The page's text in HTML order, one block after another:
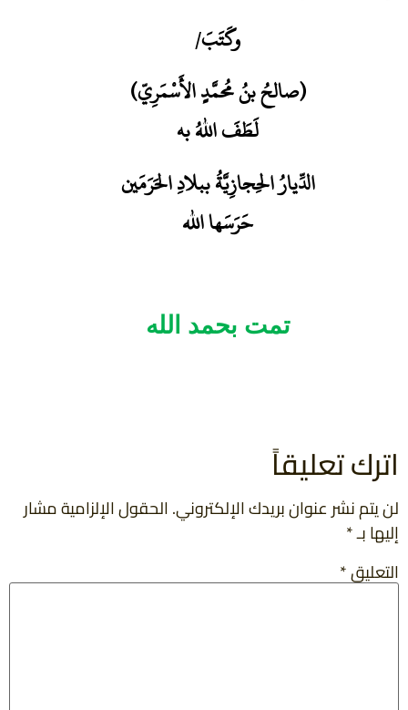
وكَتَبَ/
(صالحُ بنُ مُحمَّدٍ الأَسْمَرِيّ)
لَطَفَ اللهُ به
الدِّيارُ الحِجازِيَّةُ ببلادِ الحَرَمَين
حَرَسَها الله
تمت بحمد الله
اترك تعليقاً
لن يتم نشر عنوان بريدك الإلكتروني.الحقول الإلزامية مشار
إليها بـ*
التعليق*